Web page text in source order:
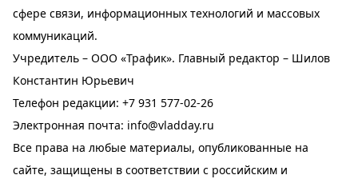
сфере связи, информационных технологий и массовых
коммуникаций.
Учредитель – ООО «Трафик». Главный редактор – Шилов
Константин Юрьевич
Телефон редакции: +7 931 577-02-26
Электронная почта: info@vladday.ru
Все права на любые материалы, опубликованные на
сайте, защищены в соответствии с российским и